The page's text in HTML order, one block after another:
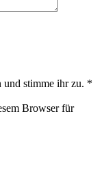
und stimme ihr zu. *
Browser für